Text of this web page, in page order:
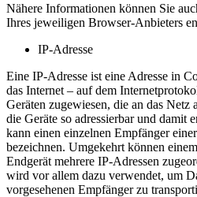
Nähere Informationen können Sie
Ihres jeweiligen Browser-Anbieters
IP-Adresse
Eine IP-Adresse ist eine Adresse in
das Internet – auf dem
Geräten zugewiesen, die an das Netz
die Geräte so adressierbar und damit
kann einen einzelnen Empfänger
bezeichnen. Umgekehrt können
Endgerät mehrere IP-Adressen
wird vor allem dazu verwendet, um
vorgesehenen Empfänger zu